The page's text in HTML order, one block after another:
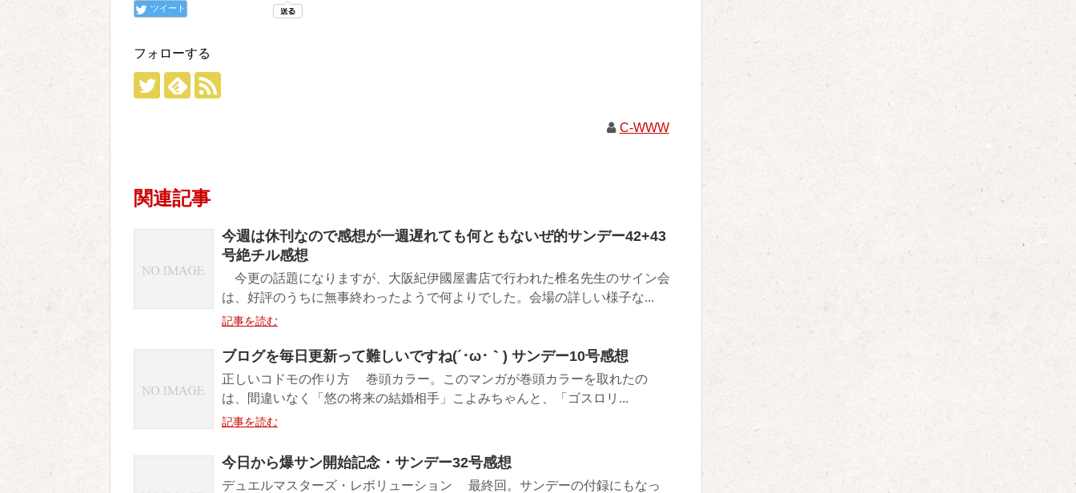
ツイート
フォローする
C-WWW
関連記事
今週は休刊なので感想が一週遅れても何ともないぜ的サンデー42+43
号絶チル感想
今更の話題になりますが、大阪紀伊國屋書店で行われた椎名先生のサイン会
は、好評のうちに無事終わったようで何よりでした。会場の詳しい様子な...
記事を読む
ブログを毎日更新って難しいですね(´･ω･｀) サンデー10号感想
正しいコドモの作り方 巻頭カラー。このマンガが巻頭カラーを取れたの
は、間違いなく「悠の将来の結婚相手」こよみちゃんと、「ゴスロリ...
記事を読む
今日から爆サン開始記念・サンデー32号感想
デュエルマスターズ・レボリューション 最終回。サンデーの付録にもなっ